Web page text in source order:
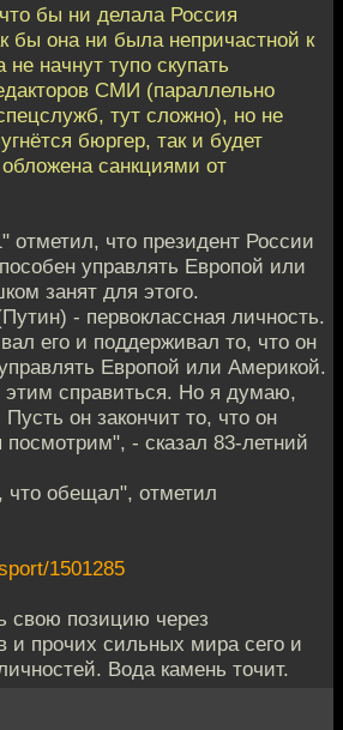
бы ни делала Россия
бы она ни была непричастной к
не начнут тупо скупать
СМИ (параллельно
тут сложно), но не
бюргер, так и будет
санкциями от
что президент России
управлять Европой или
занят для этого.
- первоклассная личность.
его и поддерживал то, что он
Европой или Америкой.
справиться. Но я думаю,
Пусть он закончит то, что он
- сказал 83-летний
что обещал", отметил
1501285
свою позицию через
и прочих сильных мира сего и
Вода камень точит.